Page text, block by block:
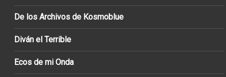
De los Archivos de Kosmoblue
Diván el Terrible
Ecos de mi Onda